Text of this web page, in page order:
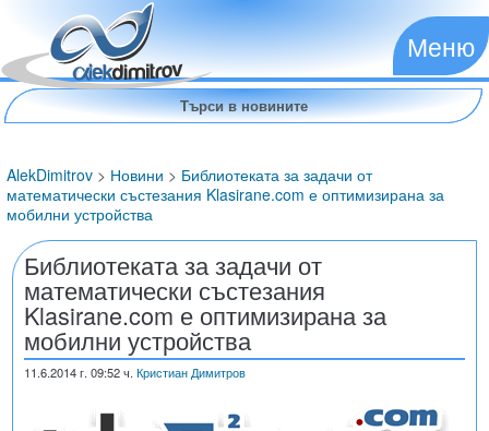
Меню
AlekDimitrov > Новини > Библиотеката за задачи от
математически състезания Klasirane.com е оптимизирана за
мобилни устройства
Библиотеката за задачи от
математически състезания
Klasirane.com е оптимизирана за
мобилни устройства
11.6.2014г. 09:52 ч. Кристиан Димитров